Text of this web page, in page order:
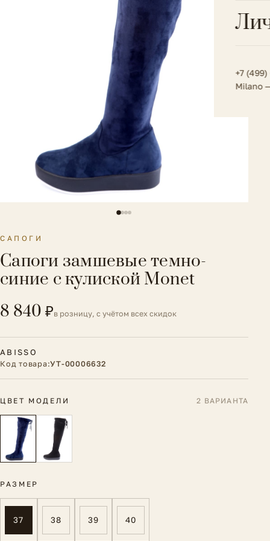
Весь
+7
Milano
САПОГИ
Сапоги замшевые темно-
синие с кулиской Monet
8 840 ₽в розницу, с учётом всех скидок
ABISSO
Код товара:УТ-00006632
ЦВЕТ МОДЕЛИ 2 ВАРИАНТА
РАЗМЕР
37 38 39 40